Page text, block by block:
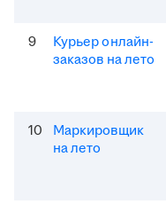
9
Курьер онлайн-
заказов на лето
10
Маркировщик
на лето